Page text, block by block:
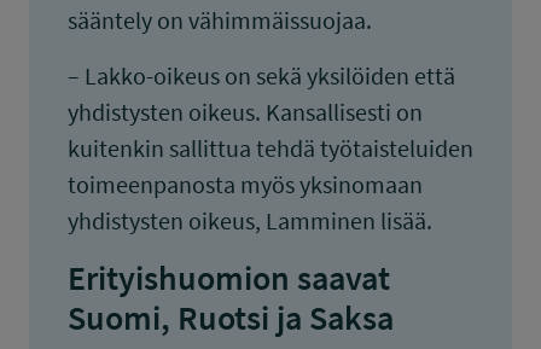
sääntely on vähimmäissuojaa.
– Lakko-oikeus on sekä yksilöiden että
yhdistysten oikeus. Kansallisesti on
kuitenkin sallittua tehdä työtaisteluiden
toimeenpanosta myös yksinomaan
yhdistysten oikeus, Lamminen lisää.
Erityishuomion saavat
Suomi, Ruotsi ja Saksa